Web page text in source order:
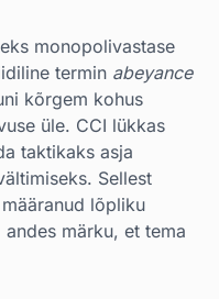
monopolivastase
termin abeyance
kõrgem kohus
üle. CCI lükkas
taktikaks asja
Sellest
lõpliku
märku, et tema